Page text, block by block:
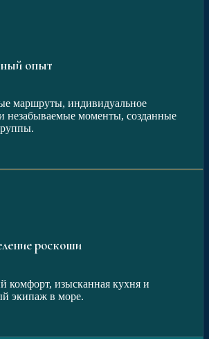
опыт
маршруты, индивидуальное
незабываемые моменты, созданные
роскоши
комфорт, изысканная кухня и
экипаж в море.